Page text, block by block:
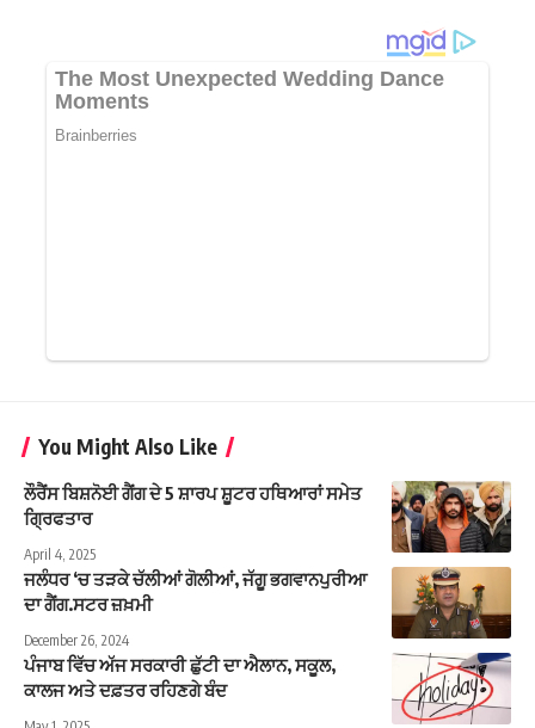
You Might Also Like
ਲੌਰੈਂਸ ਬਿਸ਼ਨੋਈ ਗੈਂਗ ਦੇ 5 ਸ਼ਾਰਪ ਸ਼ੂਟਰ ਹਥਿਆਰਾਂ ਸਮੇਤ
ਗ੍ਰਿਫਤਾਰ
April 4, 2025
ਜਲੰਧਰ ‘ਚ ਤੜਕੇ ਚੱਲੀਆਂ ਗੋਲੀਆਂ, ਜੱਗੂ ਭਗਵਾਨਪੁਰੀਆ
ਦਾ ਗੈਂਗ.ਸਟਰ ਜ਼ਖ਼ਮੀ
December 26, 2024
ਪੰਜਾਬ ਵਿੱਚ ਅੱਜ ਸਰਕਾਰੀ ਛੁੱਟੀ ਦਾ ਐਲਾਨ, ਸਕੂਲ,
ਕਾਲਜ ਅਤੇ ਦਫ਼ਤਰ ਰਹਿਣਗੇ ਬੰਦ